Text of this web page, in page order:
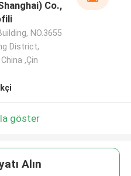
Co.,
NO.3655
District,
,Çin
göster
Alın